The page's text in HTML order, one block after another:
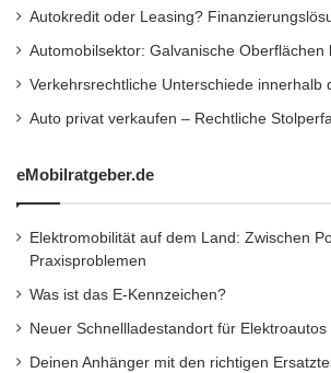
Autokredit oder Leasing?
Automobilsektor: Galvanische Oberflächen
Verkehrsrechtliche Unterschiede innerhalb
Auto privat verkaufen – Rechtliche
eMobilratgeber.de
Elektromobilität auf dem Land: Zwischen
Praxisproblemen
Was ist das E-Kennzeichen?
Neuer Schnellladestandort für
Deinen Anhänger mit den richtigen